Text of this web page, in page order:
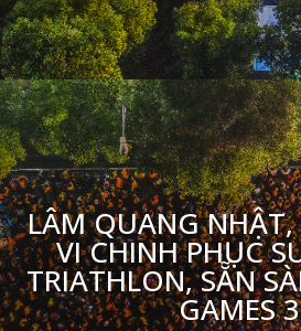
LÂM QUANG
VI CHINH PHỤC
TRIATHLON, SẴN
GAMES